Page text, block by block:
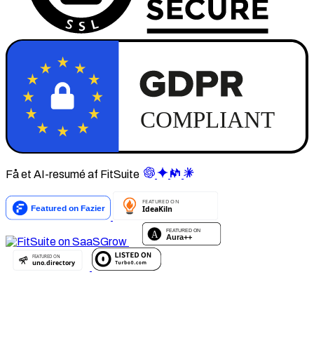
Få et AI-resumé af FitSuite